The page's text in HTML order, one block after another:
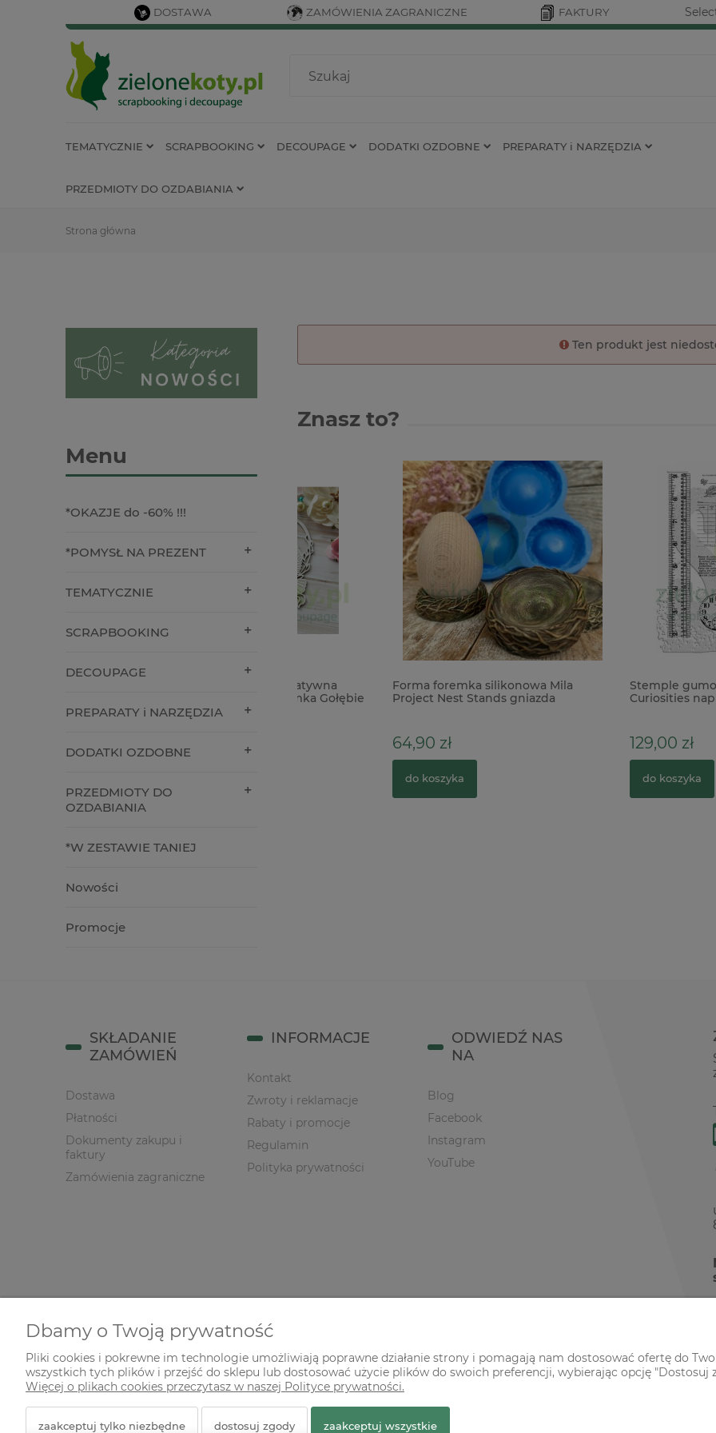
DOSTAWA ZAMÓWIENIA ZAGRANICZNE FAKTURY
TEMATYCZNIE SCRAPBOOKING DECOUPAGE DODATKI OZDOBNE PREPARATY i NARZĘDZIA
PRZEDMIOTY DO OZDABIANIA
Strona główna
Menu
*OKAZJE do -60% !!!
*POMYSŁ NA PREZENT
TEMATYCZNIE
SCRAPBOOKING
DECOUPAGE
PREPARATY i NARZĘDZIA
DODATKI OZDOBNE
PRZEDMIOTY DO
OZDABIANIA
*W ZESTAWIE TANIEJ
Nowości
Promocje
Ten produkt jest
Znasz to?
Forma foremka silikonowa Mila
Project Nest Stands gniazda
Stemple gumowe Tim Holtz
Curiosities napisy
SKŁADANIE
ZAMÓWIEŃ
Dostawa
Płatności
Dokumenty zakupu i
faktury
Zamówienia zagraniczne
INFORMACJE
Kontakt
Zwroty i reklamacje
Rabaty i promocje
Regulamin
Polityka prywatności
ODWIEDŹ NAS
NA
Blog
Facebook
Instagram
YouTube
© 2026 zielonekoty.pl. Wszelkie prawa zastrzeżone.
Dbamy o Twoją prywatność
Pliki cookies i pokrewne im technologie umożliwiają poprawne działanie strony i pomagają nam dostosować ofertę do
wszystkich tych plików i przejść do sklepu lub dostosować użycie plików do swoich preferencji, wybierając opcję "Dostosuj
Więcej o plikach cookies przeczytasz w naszej Polityce prywatności.
zaakceptuj tylko niezbędne dostosuj zgody zaakceptuj wszystkie